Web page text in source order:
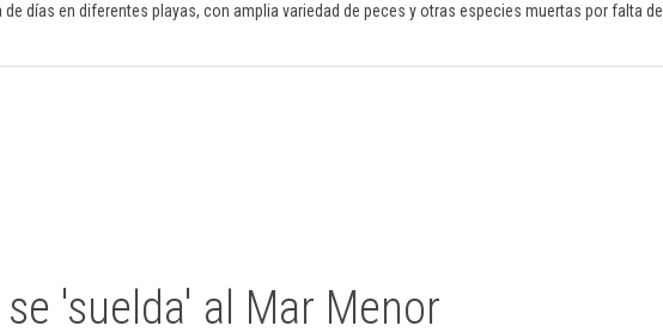
de días en diferentes playas, con amplia variedad de peces y otras especies muertas por falta de
'suelda' al Mar Menor